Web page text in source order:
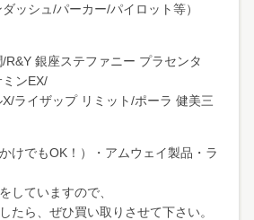
ッシュ/パーカー/パイロット等）
/R&Y 銀座ステファニー プラセンタ
ンEX/
ライザップ リミット/ポーラ 健美三
けでもOK！）・アムウェイ製品・ラ
していますので、
たら、ぜひ買い取りさせて下さい。